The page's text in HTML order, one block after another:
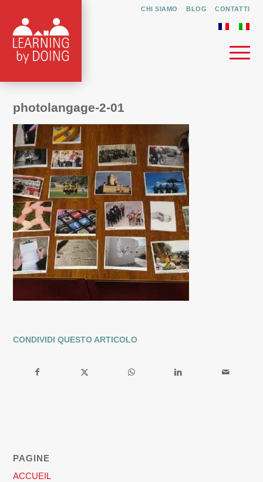
CHI SIAMO BLOG CONTATTI
photolangage-2-01
CONDIVIDI QUESTO ARTICOLO
PAGINE
ACCUEIL